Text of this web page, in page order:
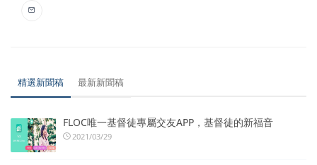
精選新聞稿 最新新聞稿
FLOC唯一基督徒專屬交友APP，基督徒的新福音
2021/03/29